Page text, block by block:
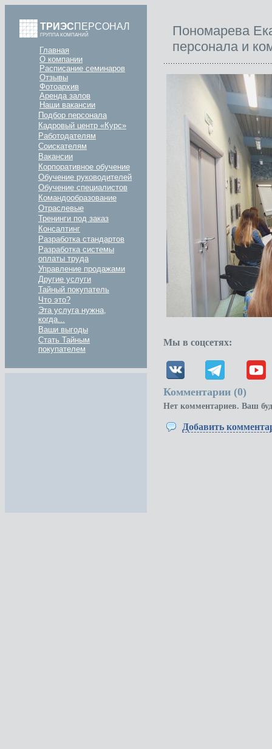
ТРИЭСПЕРСОНАЛ
ГРУППА КОМПАНИЙ
Главная
О компании
Расписание семинаров
Отзывы
Фотоархив
Аренда залов
Наши вакансии
Подбор персонала
Кадровый центр «Курс»
Работодателям
Соискателям
Вакансии
Корпоративное обучение
Обучение руководителей
Обучение специалистов
Командообразование
Отраслевые
Тренинги под заказ
Консалтинг
Разработка стандартов
Разработка системы
оплаты труда
Управление продажами
Другие услуги
Тайный покупатель
Что это?
Эта услуга нужна,
когда...
Ваши выгоды
Стать Тайным
покупателем
Пономарева
персонала и
Мы в соцсетях:
Комментарии (0)
Нет комментариев. Ваш
Добавить